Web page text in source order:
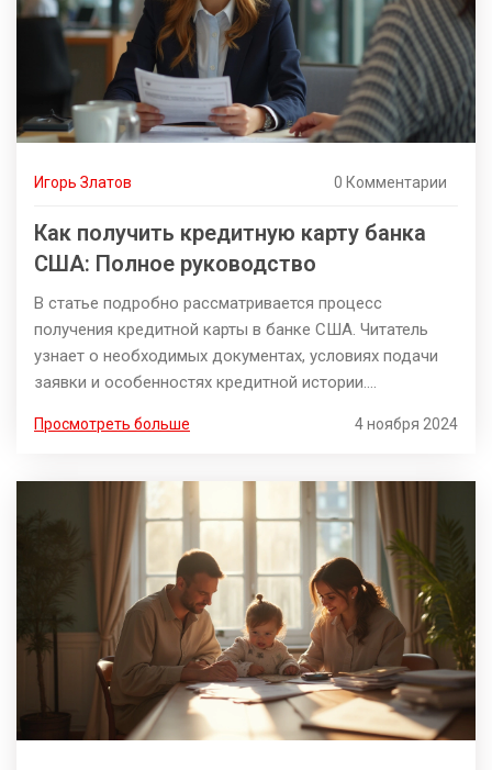
Игорь Златов 0 Комментарии
Как получить кредитную карту банка
США: Полное руководство
В статье подробно рассматривается процесс
получения кредитной карты в банке США. Читатель
узнает о необходимых документах, условиях подачи
заявки и особенностях кредитной истории.
одобрение заявки. Представлены интересные факты о
правильный выбор.
Просмотреть больше 4 ноября 2024